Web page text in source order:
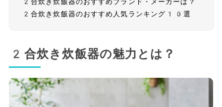
2合炊き炊飯器のおすすめブランド・メーカーは？
2合炊き炊飯器のおすすめ人気ランキング10選
2合炊き炊飯器の魅力とは？